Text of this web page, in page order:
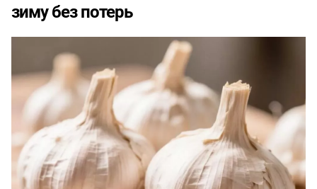
зиму без потерь